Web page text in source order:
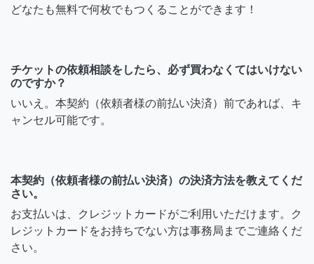
どなたも無料で何枚でもつくることができます！
チケットの依頼相談をしたら、必ず買わなくてはいけない
のですか？
いいえ。本契約（依頼者様の前払い決済）前であれば、キ
ャンセル可能です。
本契約（依頼者様の前払い決済）の決済方法を教えてくだ
さい。
お支払いは、クレジットカードがご利用いただけます。ク
レジットカードをお持ちでない方は事務局までご連絡くだ
さい。